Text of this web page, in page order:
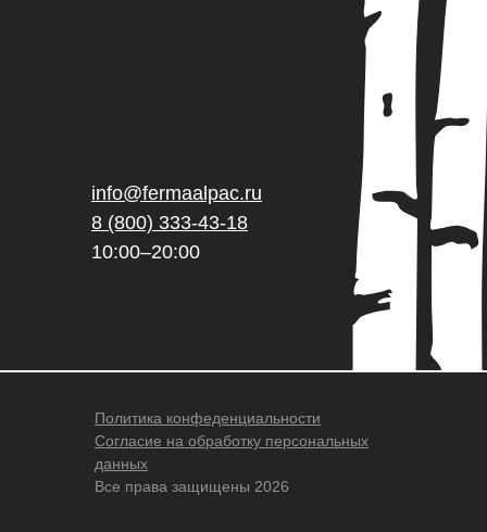
Политика конфеденциальности
Согласие на обработку персональных
данных
Все права защищены 2026
info@fermaalpac.ru
8 (800) 333-43-18
10:00–20:00